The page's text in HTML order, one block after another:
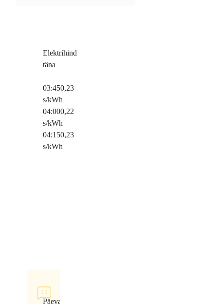
Elektrihind
täna
03:450,23
s/kWh
04:000,22
s/kWh
04:150,23
s/kWh
Päeva